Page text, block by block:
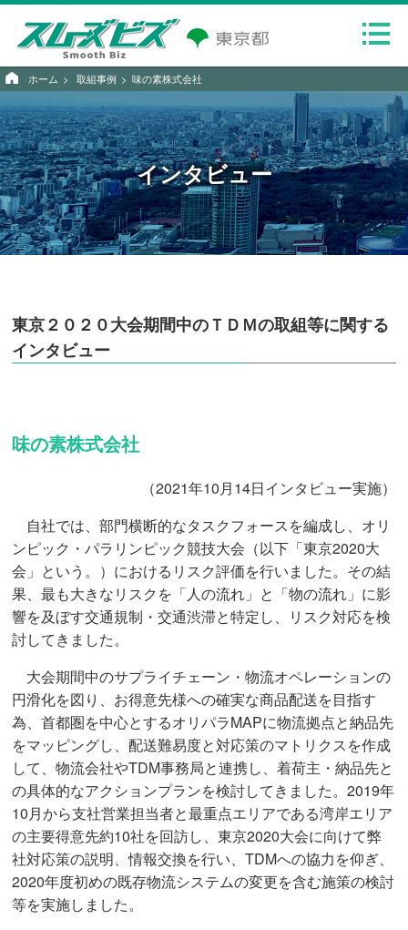
ホーム 取組事例 味の素株式会社
インタビュー
東京２０２０大会期間中のＴＤＭの取組等に関する
インタビュー
味の素株式会社
（2021年10月14日インタビュー実施）
自社では、部門横断的なタスクフォースを編成し、オリ
ンピック・パラリンピック競技大会（以下「東京2020大
会」という。）におけるリスク評価を行いました。その結
果、最も大きなリスクを「人の流れ」と「物の流れ」に影
響を及ぼす交通規制・交通渋滞と特定し、リスク対応を検
討してきました。
大会期間中のサプライチェーン・物流オペレーションの
円滑化を図り、お得意先様への確実な商品配送を目指す
為、首都圏を中心とするオリパラMAPに物流拠点と納品先
をマッピングし、配送難易度と対応策のマトリクスを作成
して、物流会社やTDM事務局と連携し、着荷主・納品先と
の具体的なアクションプランを検討してきました。2019年
10月から支社営業担当者と最重点エリアである湾岸エリア
の主要得意先約10社を回訪し、東京2020大会に向けて弊
社対応策の説明、情報交換を行い、TDMへの協力を仰ぎ、
2020年度初めの既存物流システムの変更を含む施策の検討
等を実施しました。